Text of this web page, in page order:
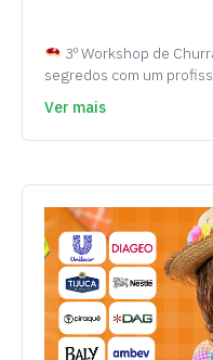
3º Workshop de
segredos com um
Ver mais